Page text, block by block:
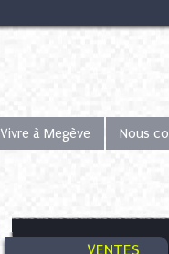
Vivre à Megève Nous
VENTES